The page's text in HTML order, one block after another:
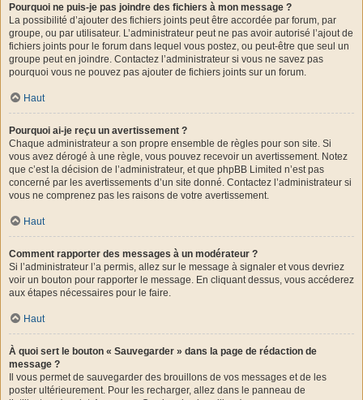
Pourquoi ne puis-je pas joindre des fichiers à mon message ?
La possibilité d’ajouter des fichiers joints peut être accordée par forum, par
groupe, ou par utilisateur. L’administrateur peut ne pas avoir autorisé l’ajout de
fichiers joints pour le forum dans lequel vous postez, ou peut-être que seul un
groupe peut en joindre. Contactez l’administrateur si vous ne savez pas
pourquoi vous ne pouvez pas ajouter de fichiers joints sur un forum.
Haut
Pourquoi ai-je reçu un avertissement ?
Chaque administrateur a son propre ensemble de règles pour son site. Si
vous avez dérogé à une règle, vous pouvez recevoir un avertissement. Notez
que c’est la décision de l’administrateur, et que phpBB Limited n’est pas
concerné par les avertissements d’un site donné. Contactez l’administrateur si
vous ne comprenez pas les raisons de votre avertissement.
Haut
Comment rapporter des messages à un modérateur ?
Si l’administrateur l’a permis, allez sur le message à signaler et vous devriez
voir un bouton pour rapporter le message. En cliquant dessus, vous accéderez
aux étapes nécessaires pour le faire.
Haut
À quoi sert le bouton « Sauvegarder » dans la page de rédaction de
message ?
Il vous permet de sauvegarder des brouillons de vos messages et de les
poster ultérieurement. Pour les recharger, allez dans le panneau de